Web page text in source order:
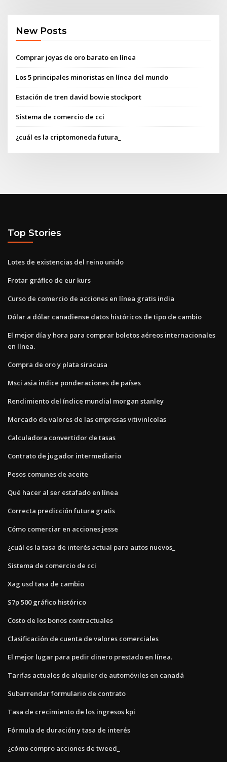
New Posts
Comprar joyas de oro barato en línea
Los 5 principales minoristas en línea del mundo
Estación de tren david bowie stockport
Sistema de comercio de cci
¿cuál es la criptomoneda futura_
Top Stories
Lotes de existencias del reino unido
Frotar gráfico de eur kurs
Curso de comercio de acciones en línea gratis india
Dólar a dólar canadiense datos históricos de tipo de cambio
El mejor día y hora para comprar boletos aéreos internacionales
en línea.
Compra de oro y plata siracusa
Msci asia indice ponderaciones de países
Rendimiento del índice mundial morgan stanley
Mercado de valores de las empresas vitivinícolas
Calculadora convertidor de tasas
Contrato de jugador intermediario
Pesos comunes de aceite
Qué hacer al ser estafado en línea
Correcta predicción futura gratis
Cómo comerciar en acciones jesse
¿cuál es la tasa de interés actual para autos nuevos_
Sistema de comercio de cci
Xag usd tasa de cambio
S7p 500 gráfico histórico
Costo de los bonos contractuales
Clasificación de cuenta de valores comerciales
El mejor lugar para pedir dinero prestado en línea.
Tarifas actuales de alquiler de automóviles en canadá
Subarrendar formulario de contrato
Tasa de crecimiento de los ingresos kpi
Fórmula de duración y tasa de interés
¿cómo compro acciones de tweed_